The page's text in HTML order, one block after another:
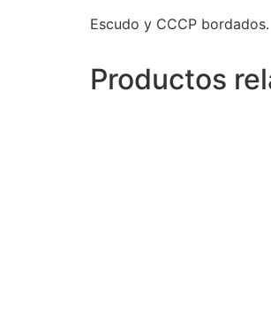
Escudo y CCCP bordados.
Productos